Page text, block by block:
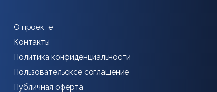
О проекте
Контакты
Политика конфиденциальности
Пользовательское соглашение
Публичная оферта